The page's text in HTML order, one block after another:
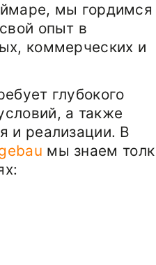
мы гордимся
опыт в
коммерческих и
глубокого
а также
и реализации. В
мы знаем толк